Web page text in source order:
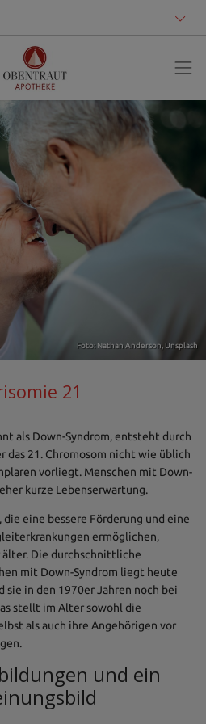
Foto:Nathan Anderson Unsplash
21
als Down-Syndrom, entsteht durch
das 21. Chromosom nicht wie üblich
vorliegt. Menschen mit Down-
kurze Lebenserwartung.
eine bessere Förderung und eine
ermöglichen,
Die durchschnittliche
mit Down-Syndrom liegt heute
sie in den 1970er Jahren noch bei
stellt im Alter sowohl die
als auch ihre Angehörigen vor
und ein